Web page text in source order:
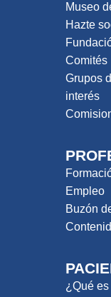
Museo
Hazte
Comités
Grupos
interés
Empleo
Buzón
¿Qué